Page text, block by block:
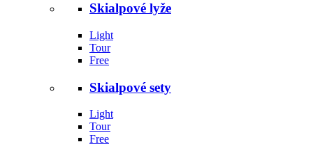
Skialpové lyže
Light
Tour
Free
Skialpové sety
Light
Tour
Free